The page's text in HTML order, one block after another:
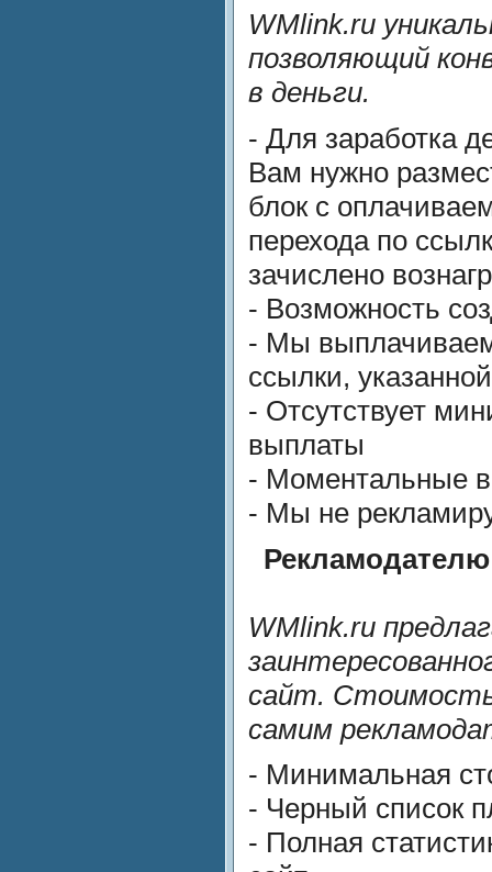
WMlink.ru
позволяющий
в деньги.
- Для заработка
Вам нужно
блок с
перехода по
зачислено
- Возможность
- Мы
ссылки,
- Отсутствует
выплаты
- Моментальные
- Мы не
WMlink.ru
сайт. Стоимость
самим
- Минимальная
- Черный список
- Полная